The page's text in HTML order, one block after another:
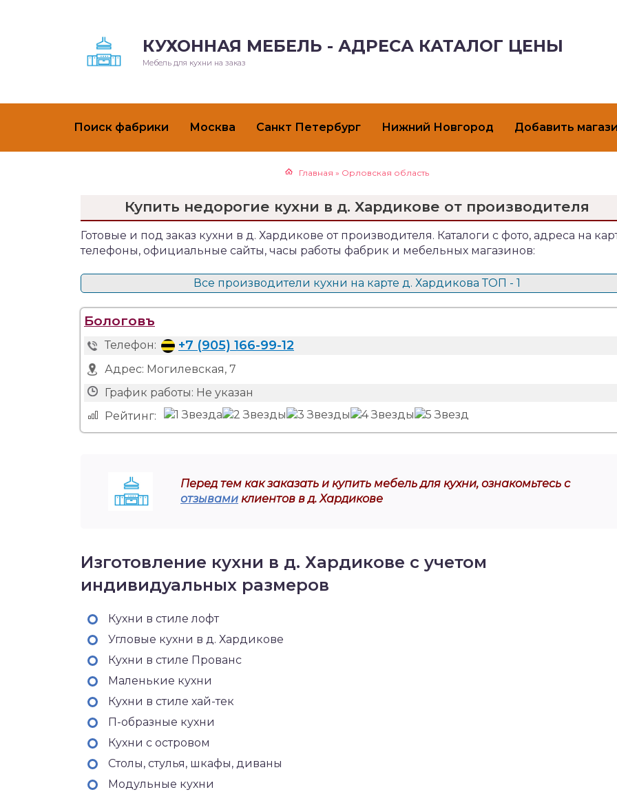
КУХОННАЯ МЕБЕЛЬ - АДРЕСА КАТАЛОГ ЦЕНЫ
Мебель для кухни на заказ
Поиск фабрики Москва Санкт Петербург Нижний Новгород Добавить
Главная » Орловская область
Купить недорогие кухни в д. Хардикове от производителя
Готовые и под заказ кухни в д. Хардикове от производителя. Каталоги с фото, адреса на
телефоны, официальные сайты, часы работы фабрик и мебельных магазинов:
Все производители кухни на карте д. Хардикова ТОП - 1
Бологовъ
Телефон: +7 (905) 166-99-12
Адрес: Могилевская, 7
График работы: Не указан
Рейтинг:
Перед тем как заказать и купить мебель для кухни, ознакомьтесь с
отзывами клиентов в д. Хардикове
Изготовление кухни в д. Хардикове с учетом
индивидуальных размеров
Кухни в стиле лофт
Угловые кухни в д. Хардикове
Кухни в стиле Прованс
Маленькие кухни
Кухни в стиле хай-тек
П-образные кухни
Кухни с островом
Столы, стулья, шкафы, диваны
Модульные кухни